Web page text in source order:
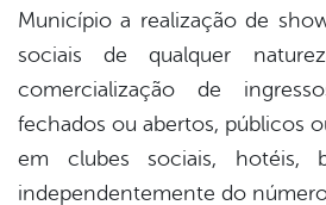
Município a realização de
sociais de qualquer
comercialização de
fechados ou abertos, públicos
em clubes sociais, hotéis,
independentemente do